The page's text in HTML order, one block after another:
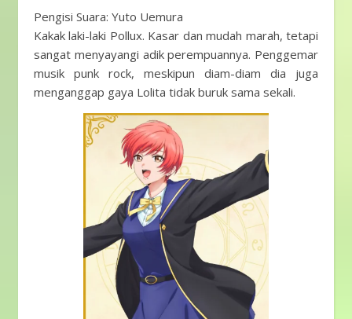
Pengisi Suara: Yuto Uemura
Kakak laki-laki Pollux. Kasar dan mudah marah, tetapi
sangat menyayangi adik perempuannya. Penggemar
musik punk rock, meskipun diam-diam dia juga
menganggap gaya Lolita tidak buruk sama sekali.